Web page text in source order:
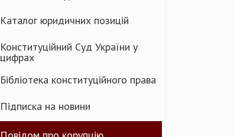
Каталог юридичних позицій
Конституційний Суд України у
цифрах
Бібліотека конституційного права
Підписка на новини